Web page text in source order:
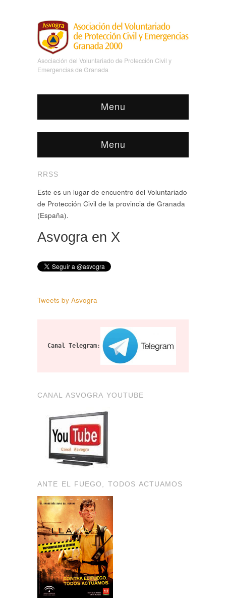
Asociación del Voluntariado de Protección Civil y
Emergencias de Granada
Menu
Menu
RRSS
Este es un lugar de encuentro del Voluntariado
de Protección Civil de la provincia de Granada
(España).
Asvogra en X
Tweets by Asvogra
Canal Telegram:
CANAL ASVOGRA YOUTUBE
ANTE EL FUEGO, TODOS ACTUAMOS